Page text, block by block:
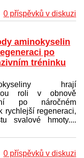
0 příspěvků v diskuzi
aminokyselin
po
tréninku
hrají
roli v obnově
po náročném
rychlejší regeneraci,
svalové hmoty....
0 příspěvků v diskuzi